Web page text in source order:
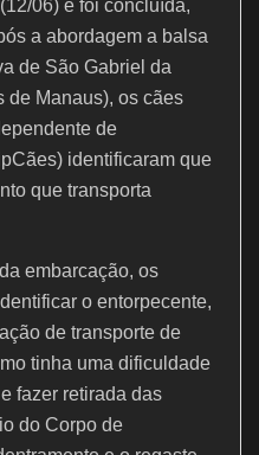
06) e foi concluída,
a abordagem a balsa
de São Gabriel da
de Manaus), os cães
de
identificaram que
que transporta
embarcação, os
o entorpecente,
de transporte de
tinha uma dificuldade
fazer retirada das
do Corpo de